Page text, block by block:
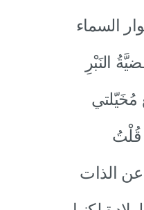
السماء
النَبْرِ
مُخَيّلتي
قُلْتُ